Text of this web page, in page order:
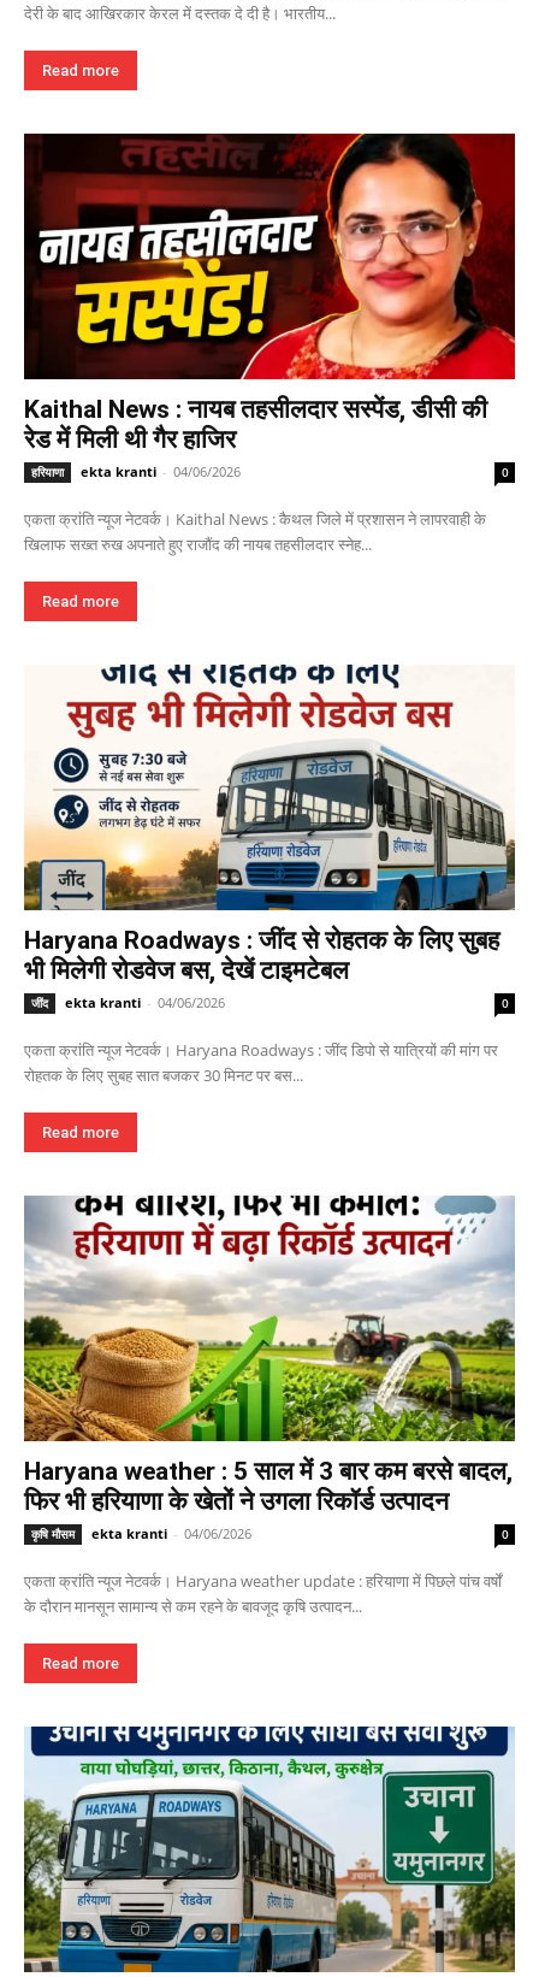
देरी के बाद आखिरकार केरल में दस्तक दे दी है। भारतीय...
Read more
Kaithal News : नायब तहसीलदार सस्पेंड, डीसी की
रेड में मिली थी गैर हाजिर
हरियाणा ekta kranti - 04/06/2026 0
एकता क्रांति न्यूज नेटवर्क। Kaithal News : कैथल जिले में प्रशासन ने लापरवाही के
खिलाफ सख्त रुख अपनाते हुए राजौंद की नायब तहसीलदार स्नेह...
Read more
Haryana Roadways : जींद से रोहतक के लिए सुबह
भी मिलेगी रोडवेज बस, देखें टाइमटेबल
जींद ekta kranti - 04/06/2026 0
एकता क्रांति न्यूज नेटवर्क। Haryana Roadways : जींद डिपो से यात्रियों की मांग पर
रोहतक के लिए सुबह सात बजकर 30 मिनट पर बस...
Read more
Haryana weather : 5 साल में 3 बार कम बरसे बादल,
फिर भी हरियाणा के खेतों ने उगला रिकॉर्ड उत्पादन
कृषि मौसम ekta kranti - 04/06/2026 0
एकता क्रांति न्यूज नेटवर्क। Haryana weather update : हरियाणा में पिछले पांच वर्षों
के दौरान मानसून सामान्य से कम रहने के बावजूद कृषि उत्पादन...
Read more